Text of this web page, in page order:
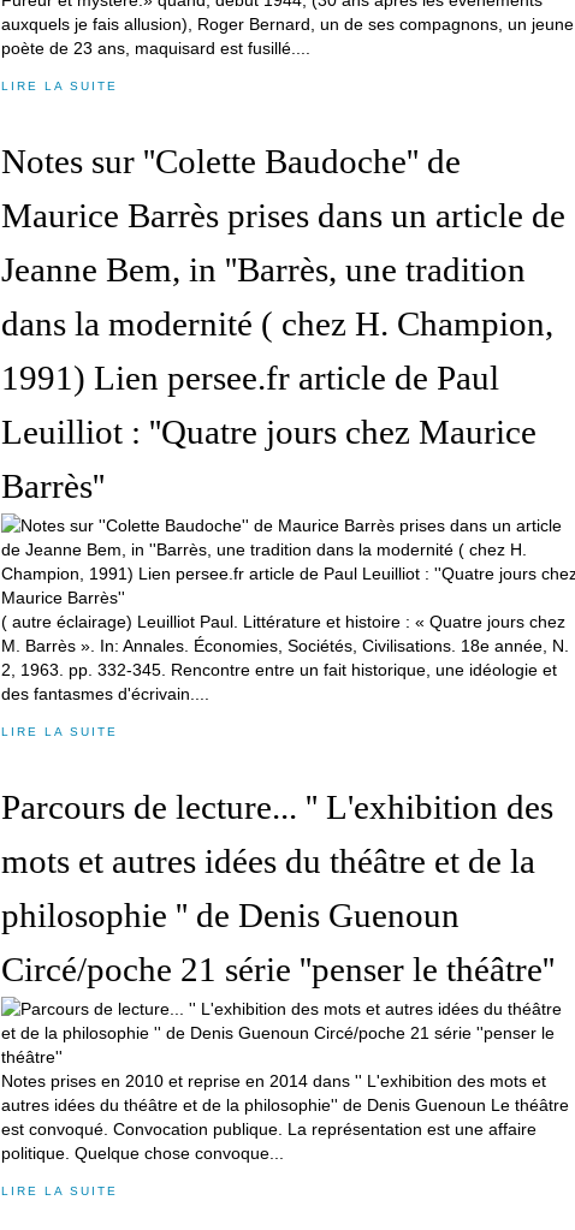
auxquels je fais allusion), Roger Bernard, un de ses compagnons, un jeune
poète de 23 ans, maquisard est fusillé....
LIRE LA SUITE
Notes sur ''Colette Baudoche'' de
Maurice Barrès prises dans un article de
Jeanne Bem, in ''Barrès, une tradition
dans la modernité ( chez H. Champion,
1991) Lien persee.fr article de Paul
Leuilliot : ''Quatre jours chez Maurice
Barrès''
( autre éclairage) Leuilliot Paul. Littérature et histoire : « Quatre jours chez
M. Barrès ». In: Annales. Économies, Sociétés, Civilisations. 18e année, N.
2, 1963. pp. 332-345. Rencontre entre un fait historique, une idéologie et
des fantasmes d'écrivain....
LIRE LA SUITE
Parcours de lecture... '' L'exhibition des
mots et autres idées du théâtre et de la
philosophie '' de Denis Guenoun
Circé/poche 21 série ''penser le théâtre''
Notes prises en 2010 et reprise en 2014 dans '' L'exhibition des mots et
autres idées du théâtre et de la philosophie'' de Denis Guenoun Le théâtre
est convoqué. Convocation publique. La représentation est une affaire
politique. Quelque chose convoque...
LIRE LA SUITE